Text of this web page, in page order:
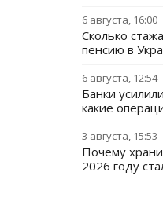
6 августа, 16:00
Сколько
пенсию в
6 августа, 12:54
Банки
какие
3 августа, 15:53
Почему
2026 году